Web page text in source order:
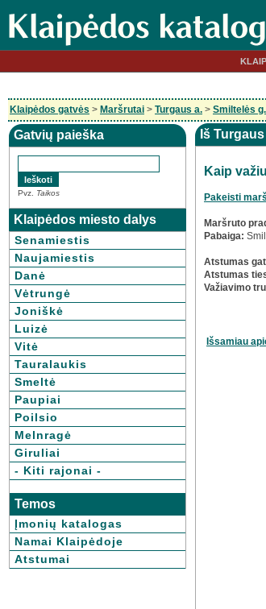
Klaipėdos gatvės > Maršrutai > Turgaus a. > Smiltelės g.
Gatvių paieška
Pvz. Taikos
Klaipėdos miesto dalys
Senamiestis
Naujamiestis
Danė
Vėtrungė
Joniškė
Luizė
Vitė
Tauralaukis
Smeltė
Paupiai
Poilsio
Melnragė
Giruliai
- Kiti rajonai -
Temos
Įmonių katalogas
Namai Klaipėdoje
Atstumai
Iš
Kaip
Pakeisti
Maršruto
Pabaiga:
Atstumas
Atstumas
Važiavimo
Išsamiau